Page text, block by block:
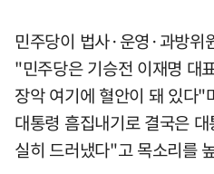
민주당이 법사·운영·과방위
"민주당은 기승전 이재명 대
장악 여기에 혈안이 돼 있다
대통령 흠집내기로 결국은
실히 드러냈다"고 목소리를